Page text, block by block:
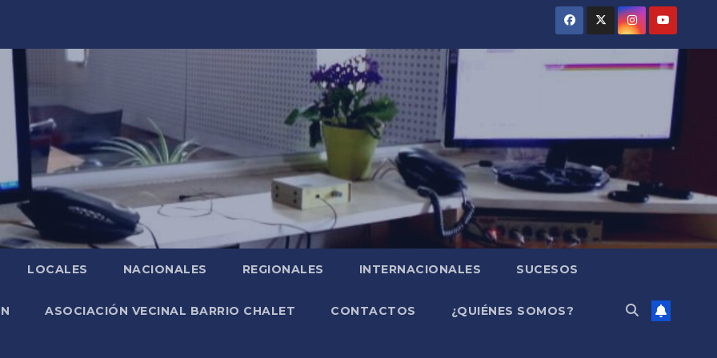
LOCALES NACIONALES REGIONALES INTERNACIONALES SUCESOS
ASOCIACIÓN VECINAL BARRIO CHALET CONTACTOS ¿QUIÉNES SOMOS?